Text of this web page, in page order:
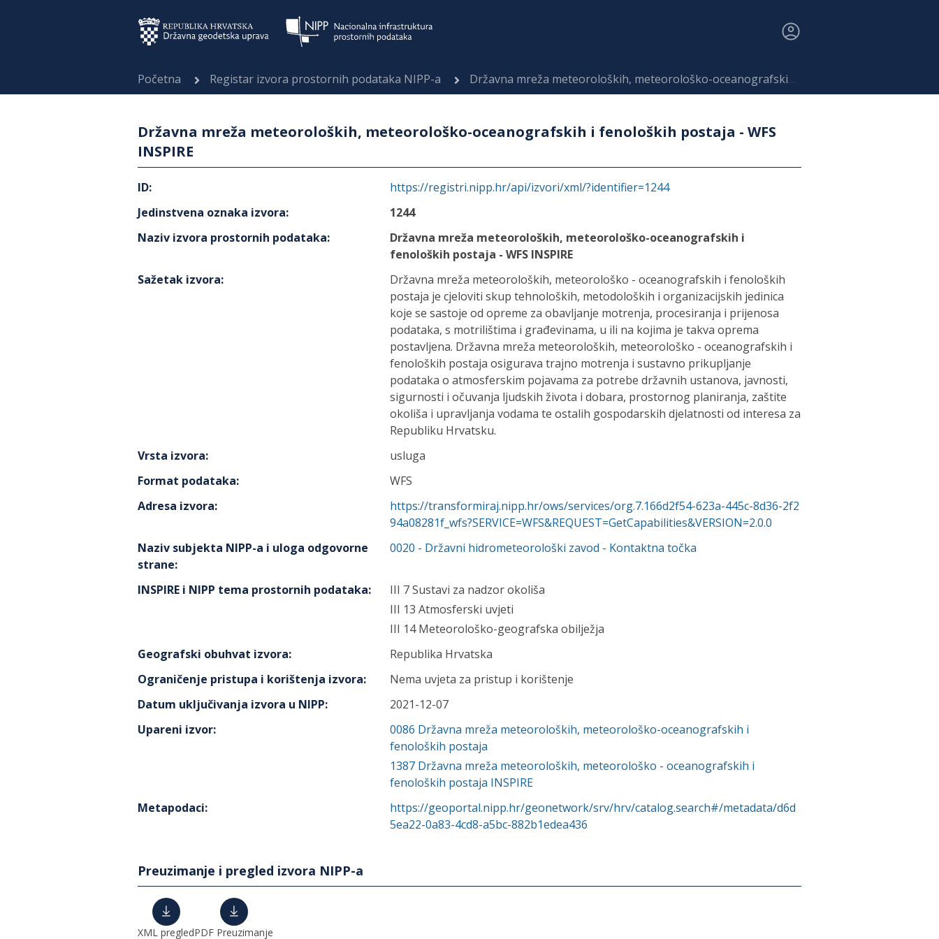
Početna Registar izvora prostornih podataka NIPP-a Državna mreža meteoroloških, meteorološko-oceanografskih i fenoloških postaja - WFS INSPIRE
Državna mreža meteoroloških, meteorološko-oceanografskih i fenoloških postaja - WFS
INSPIRE
ID:
https://registri.nipp.hr/api/izvori/xml/?identifier=1244
Jedinstvena oznaka izvora:
1244
Naziv izvora prostornih podataka:
Državna mreža meteoroloških, meteorološko-oceanografskih i
fenoloških postaja - WFS INSPIRE
Sažetak izvora:
Državna mreža meteoroloških, meteorološko - oceanografskih i fenoloških
postaja je cjeloviti skup tehnoloških, metodoloških i organizacijskih jedinica
koje se sastoje od opreme za obavljanje motrenja, procesiranja i prijenosa
podataka, s motrilištima i građevinama, u ili na kojima je takva oprema
postavljena. Državna mreža meteoroloških, meteorološko - oceanografskih i
fenoloških postaja osigurava trajno motrenja i sustavno prikupljanje
podataka o atmosferskim pojavama za potrebe državnih ustanova, javnosti,
sigurnosti i očuvanja ljudskih života i dobara, prostornog planiranja, zaštite
okoliša i upravljanja vodama te ostalih gospodarskih djelatnosti od interesa za
Republiku Hrvatsku.
Vrsta izvora:
usluga
Format podataka:
WFS
Adresa izvora:
https://transformiraj.nipp.hr/ows/services/org.7.166d2f54-623a-445c-8d36-2f2
94a08281f_wfs?SERVICE=WFS&REQUEST=GetCapabilities&VERSION=2.0.0
Naziv subjekta NIPP-a i uloga odgovorne
strane:
0020 - Državni hidrometeorološki zavod - Kontaktna točka
INSPIRE i NIPP tema prostornih podataka:
III 7 Sustavi za nadzor okoliša
III 13 Atmosferski uvjeti
III 14 Meteorološko-geografska obilježja
Geografski obuhvat izvora:
Republika Hrvatska
Ograničenje pristupa i korištenja izvora:
Nema uvjeta za pristup i korištenje
Datum uključivanja izvora u NIPP:
2021-12-07
Upareni izvor: 0086 Državna mreža meteoroloških, meteorološko-oceanografskih i
fenoloških postaja
1387 Državna mreža meteoroloških, meteorološko - oceanografskih i
fenoloških postaja INSPIRE
Metapodaci:
https://geoportal.nipp.hr/geonetwork/srv/hrv/catalog.search#/metadata/d6d
5ea22-0a83-4cd8-a5bc-882b1edea436
Preuzimanje i pregled izvora NIPP-a
XML pregledPDF Preuzimanje